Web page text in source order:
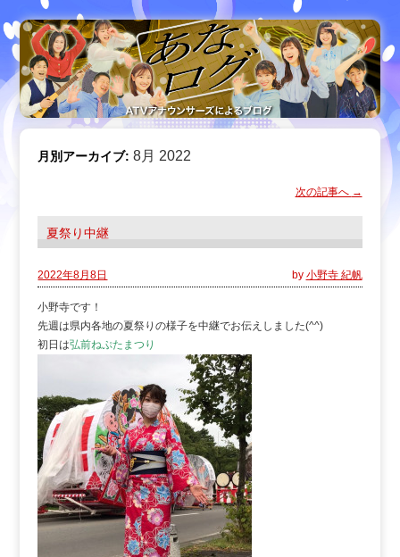
月別アーカイブ:8月 2022
次の記事へ →
夏祭り中継
2022年8月8日 by 小野寺 紀帆
小野寺です！
先週は県内各地の夏祭りの様子を中継でお伝えしました(^^)
初日は弘前ねぷたまつり